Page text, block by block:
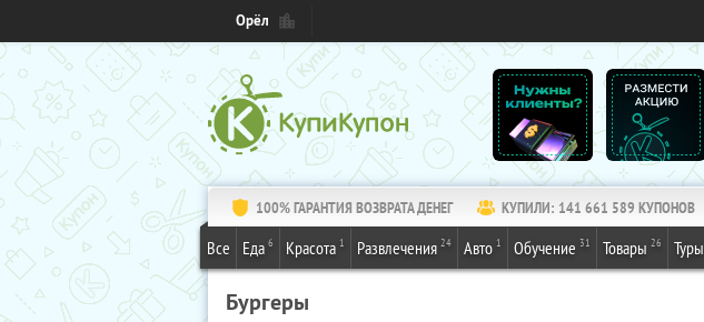
Орёл
100% ГАРАНТИЯ ВОЗВРАТА ДЕНЕГ КУПИЛИ: 141 661 589 КУПОНОВ
Все Еда 6 Красота 1 Развлечения 24 Авто 1 Обучение 31 Товары 26 Туры
Бургеры